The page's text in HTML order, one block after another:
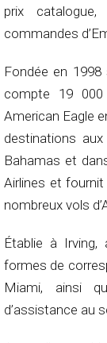
prix
commandes
Fondée en 1998
compte 19
American Eagle
destinations
Bahamas et
Airlines et
nombreux vols
Établie à
formes de
Miami, ainsi
d’assistance au